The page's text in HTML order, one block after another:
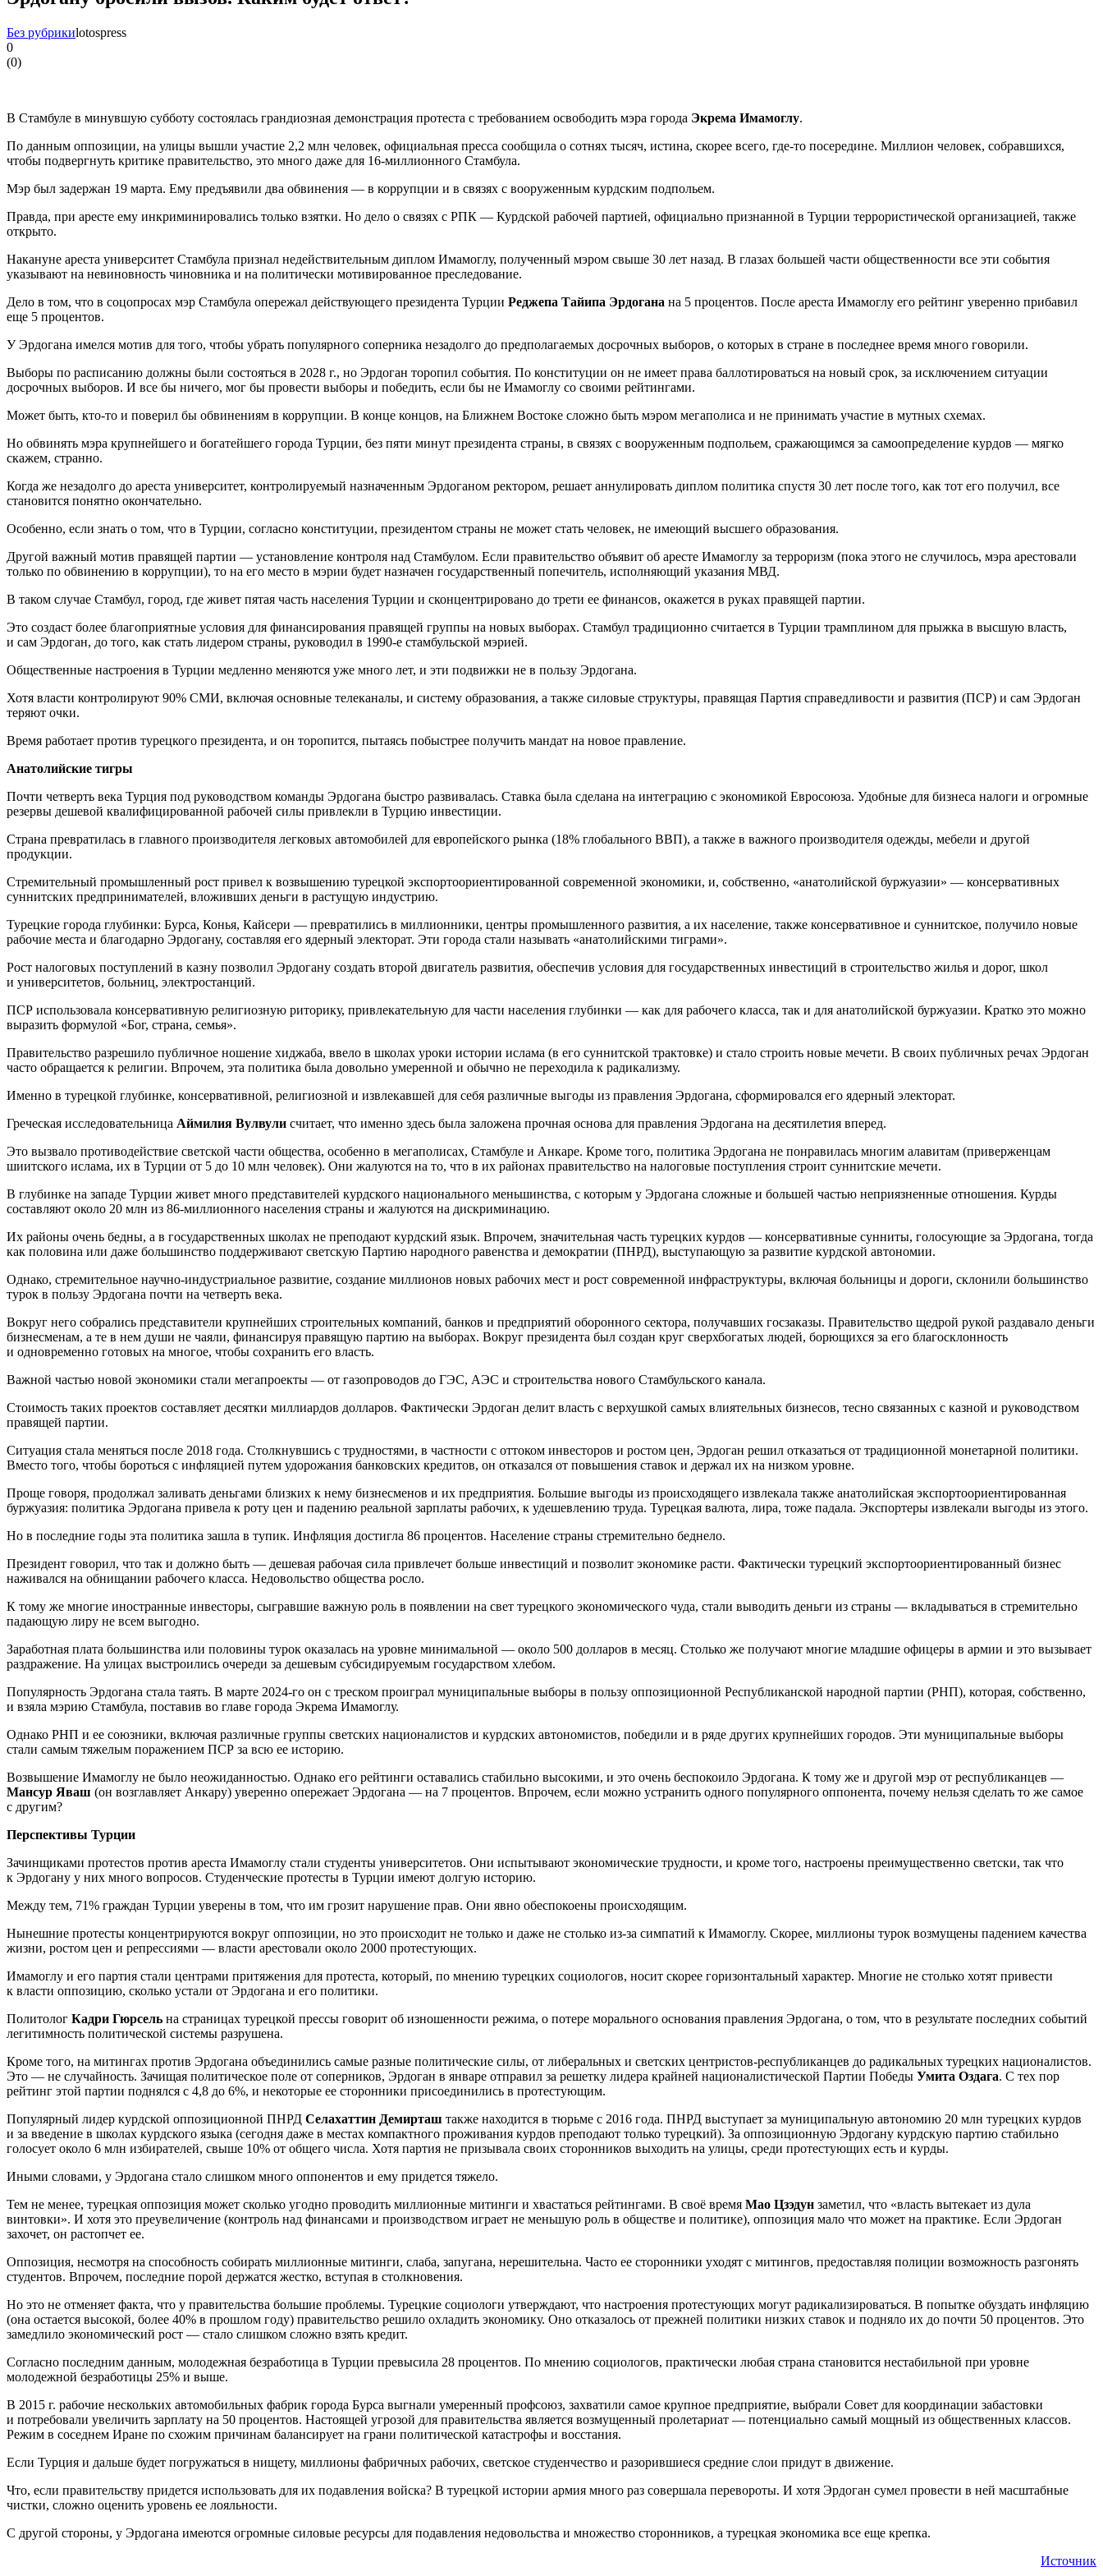
Без рубрикиlotospress
0
(0)
В Стамбуле в минувшую субботу состоялась грандиозная демонстрация протеста с требованием освободить мэра города Экрема Имамоглу.
По данным оппозиции, на улицы вышли участие 2,2 млн человек, официальная пресса сообщила о сотнях тысяч, истина, скорее всего, где-то посередине. Миллион человек, собравшихся,
чтобы подвергнуть критике правительство, это много даже для 16-миллионного Стамбула.
Мэр был задержан 19 марта. Ему предъявили два обвинения — в коррупции и в связях с вооруженным курдским подпольем.
Правда, при аресте ему инкриминировались только взятки. Но дело о связях с РПК — Курдской рабочей партией, официально признанной в Турции террористической организацией, также
открыто.
Накануне ареста университет Стамбула признал недействительным диплом Имамоглу, полученный мэром свыше 30 лет назад. В глазах большей части общественности все эти события
указывают на невиновность чиновника и на политически мотивированное преследование.
Дело в том, что в соцопросах мэр Стамбула опережал действующего президента Турции Реджепа Тайипа Эрдогана на 5 процентов. После ареста Имамоглу его рейтинг уверенно прибавил
еще 5 процентов.
У Эрдогана имелся мотив для того, чтобы убрать популярного соперника незадолго до предполагаемых досрочных выборов, о которых в стране в последнее время много говорили.
Выборы по расписанию должны были состояться в 2028 г., но Эрдоган торопил события. По конституции он не имеет права баллотироваться на новый срок, за исключением ситуации
досрочных выборов. И все бы ничего, мог бы провести выборы и победить, если бы не Имамоглу со своими рейтингами.
Может быть, кто-то и поверил бы обвинениям в коррупции. В конце концов, на Ближнем Востоке сложно быть мэром мегаполиса и не принимать участие в мутных схемах.
Но обвинять мэра крупнейшего и богатейшего города Турции, без пяти минут президента страны, в связях с вооруженным подпольем, сражающимся за самоопределение курдов — мягко
скажем, странно.
Когда же незадолго до ареста университет, контролируемый назначенным Эрдоганом ректором, решает аннулировать диплом политика спустя 30 лет после того, как тот его получил, все
становится понятно окончательно.
Особенно, если знать о том, что в Турции, согласно конституции, президентом страны не может стать человек, не имеющий высшего образования.
Другой важный мотив правящей партии — установление контроля над Стамбулом. Если правительство объявит об аресте Имамоглу за терроризм (пока этого не случилось, мэра арестовали
только по обвинению в коррупции), то на его место в мэрии будет назначен государственный попечитель, исполняющий указания МВД.
В таком случае Стамбул, город, где живет пятая часть населения Турции и сконцентрировано до трети ее финансов, окажется в руках правящей партии.
Это создаст более благоприятные условия для финансирования правящей группы на новых выборах. Стамбул традиционно считается в Турции трамплином для прыжка в высшую власть,
и сам Эрдоган, до того, как стать лидером страны, руководил в 1990-е стамбульской мэрией.
Общественные настроения в Турции медленно меняются уже много лет, и эти подвижки не в пользу Эрдогана.
Хотя власти контролируют 90% СМИ, включая основные телеканалы, и систему образования, а также силовые структуры, правящая Партия справедливости и развития (ПСР) и сам Эрдоган
теряют очки.
Время работает против турецкого президента, и он торопится, пытаясь побыстрее получить мандат на новое правление.
Анатолийские тигры
Почти четверть века Турция под руководством команды Эрдогана быстро развивалась. Ставка была сделана на интеграцию с экономикой Евросоюза. Удобные для бизнеса налоги и огромные
резервы дешевой квалифицированной рабочей силы привлекли в Турцию инвестиции.
Страна превратилась в главного производителя легковых автомобилей для европейского рынка (18% глобального ВВП), а также в важного производителя одежды, мебели и другой
продукции.
Стремительный промышленный рост привел к возвышению турецкой экспортоориентированной современной экономики, и, собственно, «анатолийской буржуазии» — консервативных
суннитских предпринимателей, вложивших деньги в растущую индустрию.
Турецкие города глубинки: Бурса, Конья, Кайсери — превратились в миллионники, центры промышленного развития, а их население, также консервативное и суннитское, получило новые
рабочие места и благодарно Эрдогану, составляя его ядерный электорат. Эти города стали называть «анатолийскими тиграми».
Рост налоговых поступлений в казну позволил Эрдогану создать второй двигатель развития, обеспечив условия для государственных инвестиций в строительство жилья и дорог, школ
и университетов, больниц, электростанций.
ПСР использовала консервативную религиозную риторику, привлекательную для части населения глубинки — как для рабочего класса, так и для анатолийской буржуазии. Кратко это можно
выразить формулой «Бог, страна, семья».
Правительство разрешило публичное ношение хиджаба, ввело в школах уроки истории ислама (в его суннитской трактовке) и стало строить новые мечети. В своих публичных речах Эрдоган
часто обращается к религии. Впрочем, эта политика была довольно умеренной и обычно не переходила к радикализму.
Именно в турецкой глубинке, консервативной, религиозной и извлекавшей для себя различные выгоды из правления Эрдогана, сформировался его ядерный электорат.
Греческая исследовательница Аймилия Вулвули считает, что именно здесь была заложена прочная основа для правления Эрдогана на десятилетия вперед.
Это вызвало противодействие светской части общества, особенно в мегаполисах, Стамбуле и Анкаре. Кроме того, политика Эрдогана не понравилась многим алавитам (приверженцам
шиитского ислама, их в Турции от 5 до 10 млн человек). Они жалуются на то, что в их районах правительство на налоговые поступления строит суннитские мечети.
В глубинке на западе Турции живет много представителей курдского национального меньшинства, с которым у Эрдогана сложные и большей частью неприязненные отношения. Курды
составляют около 20 млн из 86-миллионного населения страны и жалуются на дискриминацию.
Их районы очень бедны, а в государственных школах не преподают курдский язык. Впрочем, значительная часть турецких курдов — консервативные сунниты, голосующие за Эрдогана, тогда
как половина или даже большинство поддерживают светскую Партию народного равенства и демократии (ПНРД), выступающую за развитие курдской автономии.
Однако, стремительное научно-индустриальное развитие, создание миллионов новых рабочих мест и рост современной инфраструктуры, включая больницы и дороги, склонили большинство
турок в пользу Эрдогана почти на четверть века.
Вокруг него собрались представители крупнейших строительных компаний, банков и предприятий оборонного сектора, получавших госзаказы. Правительство щедрой рукой раздавало деньги
бизнесменам, а те в нем души не чаяли, финансируя правящую партию на выборах. Вокруг президента был создан круг сверхбогатых людей, борющихся за его благосклонность
и одновременно готовых на многое, чтобы сохранить его власть.
Важной частью новой экономики стали мегапроекты — от газопроводов до ГЭС, АЭС и строительства нового Стамбульского канала.
Стоимость таких проектов составляет десятки миллиардов долларов. Фактически Эрдоган делит власть с верхушкой самых влиятельных бизнесов, тесно связанных с казной и руководством
правящей партии.
Ситуация стала меняться после 2018 года. Столкнувшись с трудностями, в частности с оттоком инвесторов и ростом цен, Эрдоган решил отказаться от традиционной монетарной политики.
Вместо того, чтобы бороться с инфляцией путем удорожания банковских кредитов, он отказался от повышения ставок и держал их на низком уровне.
Проще говоря, продолжал заливать деньгами близких к нему бизнесменов и их предприятия. Большие выгоды из происходящего извлекала также анатолийская экспортоориентированная
буржуазия: политика Эрдогана привела к роту цен и падению реальной зарплаты рабочих, к удешевлению труда. Турецкая валюта, лира, тоже падала. Экспортеры извлекали выгоды из этого.
Но в последние годы эта политика зашла в тупик. Инфляция достигла 86 процентов. Население страны стремительно беднело.
Президент говорил, что так и должно быть — дешевая рабочая сила привлечет больше инвестиций и позволит экономике расти. Фактически турецкий экспортоориентированный бизнес
наживался на обнищании рабочего класса. Недовольство общества росло.
К тому же многие иностранные инвесторы, сыгравшие важную роль в появлении на свет турецкого экономического чуда, стали выводить деньги из страны — вкладываться в стремительно
падающую лиру не всем выгодно.
Заработная плата большинства или половины турок оказалась на уровне минимальной — около 500 долларов в месяц. Столько же получают многие младшие офицеры в армии и это вызывает
раздражение. На улицах выстроились очереди за дешевым субсидируемым государством хлебом.
Популярность Эрдогана стала таять. В марте 2024-го он с треском проиграл муниципальные выборы в пользу оппозиционной Республиканской народной партии (РНП), которая, собственно,
и взяла мэрию Стамбула, поставив во главе города Экрема Имамоглу.
Однако РНП и ее союзники, включая различные группы светских националистов и курдских автономистов, победили и в ряде других крупнейших городов. Эти муниципальные выборы
стали самым тяжелым поражением ПСР за всю ее историю.
Возвышение Имамоглу не было неожиданностью. Однако его рейтинги оставались стабильно высокими, и это очень беспокоило Эрдогана. К тому же и другой мэр от республиканцев —
Мансур Яваш (он возглавляет Анкару) уверенно опережает Эрдогана — на 7 процентов. Впрочем, если можно устранить одного популярного оппонента, почему нельзя сделать то же самое
с другим?
Перспективы Турции
Зачинщиками протестов против ареста Имамоглу стали студенты университетов. Они испытывают экономические трудности, и кроме того, настроены преимущественно светски, так что
к Эрдогану у них много вопросов. Студенческие протесты в Турции имеют долгую историю.
Между тем, 71% граждан Турции уверены в том, что им грозит нарушение прав. Они явно обеспокоены происходящим.
Нынешние протесты концентрируются вокруг оппозиции, но это происходит не только и даже не столько из-за симпатий к Имамоглу. Скорее, миллионы турок возмущены падением качества
жизни, ростом цен и репрессиями — власти арестовали около 2000 протестующих.
Имамоглу и его партия стали центрами притяжения для протеста, который, по мнению турецких социологов, носит скорее горизонтальный характер. Многие не столько хотят привести
к власти оппозицию, сколько устали от Эрдогана и его политики.
Политолог Кадри Гюрсель на страницах турецкой прессы говорит об изношенности режима, о потере морального основания правления Эрдогана, о том, что в результате последних событий
легитимность политической системы разрушена.
Кроме того, на митингах против Эрдогана объединились самые разные политические силы, от либеральных и светских центристов-республиканцев до радикальных турецких националистов.
Это — не случайность. Зачищая политическое поле от соперников, Эрдоган в январе отправил за решетку лидера крайней националистической Партии Победы Умита Оздага. С тех пор
рейтинг этой партии поднялся с 4,8 до 6%, и некоторые ее сторонники присоединились в протестующим.
Популярный лидер курдской оппозиционной ПНРД Селахаттин Демирташ также находится в тюрьме с 2016 года. ПНРД выступает за муниципальную автономию 20 млн турецких курдов
и за введение в школах курдского языка (сегодня даже в местах компактного проживания курдов преподают только турецкий). За оппозиционную Эрдогану курдскую партию стабильно
голосует около 6 млн избирателей, свыше 10% от общего числа. Хотя партия не призывала своих сторонников выходить на улицы, среди протестующих есть и курды.
Иными словами, у Эрдогана стало слишком много оппонентов и ему придется тяжело.
Тем не менее, турецкая оппозиция может сколько угодно проводить миллионные митинги и хвастаться рейтингами. В своё время Мао Цзэдун заметил, что «власть вытекает из дула
винтовки». И хотя это преувеличение (контроль над финансами и производством играет не меньшую роль в обществе и политике), оппозиция мало что может на практике. Если Эрдоган
захочет, он растопчет ее.
Оппозиция, несмотря на способность собирать миллионные митинги, слаба, запугана, нерешительна. Часто ее сторонники уходят с митингов, предоставляя полиции возможность разгонять
студентов. Впрочем, последние порой держатся жестко, вступая в столкновения.
Но это не отменяет факта, что у правительства большие проблемы. Турецкие социологи утверждают, что настроения протестующих могут радикализироваться. В попытке обуздать инфляцию
(она остается высокой, более 40% в прошлом году) правительство решило охладить экономику. Оно отказалось от прежней политики низких ставок и подняло их до почти 50 процентов. Это
замедлило экономический рост — стало слишком сложно взять кредит.
Согласно последним данным, молодежная безработица в Турции превысила 28 процентов. По мнению социологов, практически любая страна становится нестабильной при уровне
молодежной безработицы 25% и выше.
В 2015 г. рабочие нескольких автомобильных фабрик города Бурса выгнали умеренный профсоюз, захватили самое крупное предприятие, выбрали Совет для координации забастовки
и потребовали увеличить зарплату на 50 процентов. Настоящей угрозой для правительства является возмущенный пролетариат — потенциально самый мощный из общественных классов.
Режим в соседнем Иране по схожим причинам балансирует на грани политической катастрофы и восстания.
Если Турция и дальше будет погружаться в нищету, миллионы фабричных рабочих, светское студенчество и разорившиеся средние слои придут в движение.
Что, если правительству придется использовать для их подавления войска? В турецкой истории армия много раз совершала перевороты. И хотя Эрдоган сумел провести в ней масштабные
чистки, сложно оценить уровень ее лояльности.
С другой стороны, у Эрдогана имеются огромные силовые ресурсы для подавления недовольства и множество сторонников, а турецкая экономика все еще крепка.
Источник